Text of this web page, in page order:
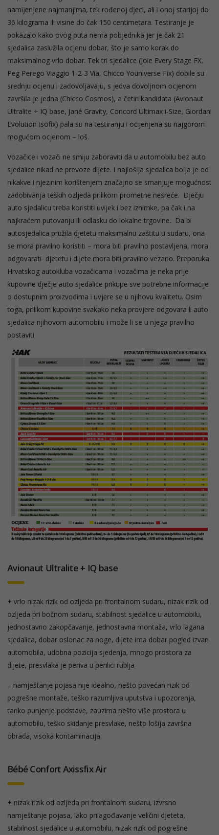
namijenjene najmanjima, tek rođenoj djeci, ali i onoj starijoj do
36 kilograma ili visine do čak 150 centimetara. Testiranje je
pokazalo kako ovog puta nema pobjednika jer je čak 21
sjedalica zaslužila ocjenu dobar, što je samo korak do
maksimalnog vrlo dobar. Tek tri sjedalice (Joie Every Stage FX,
Peg Perego Viaggio 1-2-3 Via, Chicco Youniverse Fix) dobile su
srednju ocjenu i zadovoljavaju, s jedva dovoljnom ocjenom
završila je jedna (Chicco Cosmos), a četiri kandidata (Avionaut
Ultralite + IQ base, Jané Gravity, Concord Ultimax i-Size, Giordani
Evolution Isofix) pala su na testiranju i ocijenjena su najgorom
mogućom ocjenom – loš.
Vozačice i vozači ne smiju zaboraviti da u automobilu bez auto
sjedalice nikad ne prevoze dijete. I najlošija sjedalica bolja je od
nikakve i njezinim korištenjem značajno se smanjuje mogućnost
zadobivanja teških ozljeda prilikom prometne nesreće. Dječju
auto sjedalicu treba koristiti uvijek i bez iznimke, pa čak i na
najkraćem putovanju ili odlasku do lokalne trgovine. Da bi
autosjedalica pružila djetetu maksimalnu zaštitu u sudaru, ona
se mora pravilno koristiti – mora biti pravilno postavljena, mora
odgovarati djetetu i dijete mora biti pravilno vezano. Preporuka
Hrvatskog autokluba vozačicama i vozačima je neka prije
kupovine dječje auto sjedalice prikupe sve potrebne informacije
o dostupnim proizvodima i uvjere se u njihovu kvalitetu. Osim
toga, prilikom kupovine svakako neka provjere odgovara li auto
sjedalica njihovom automobilu i može li se u njega pravilno
postaviti.
Avionaut Ultralite + IQ base
+ vrlo nizak rizik od ozljeda pri frontalnom sudaru, nizak rizik od
ozljeda pri bočnom sudaru, stabilnost sjedalice u automobilu,
jednostavno zakopčavanje, jednostavna montaža, vrlo lagana
sjedalica, dobar oslonac za noge, dijete ima dobar pogled izvan
automobila, udobna pozicija sjedenja, mnogo prostora za
dijete, presvlaka je periva u perilici rublja
– namještanje pojasa nije idealno, nešto povećan rizik od
pogrešne montaže, teško razumljiva uputstva i upozorenja,
tanko punjenje podstave, zauzima nešto više prostora u
automobilu, teško skidanje presvlake, nešto lošija završna
obrada, visoka kontaminacija
Bébé Confort Axissfix Air
+ nizak rizik od ozljeda pri frontalnom sudaru, izvrsno
namještanje pojasa, lako prilagođavanje veličini djeteta,
stabilnost sjedalice u automobilu, nizak rizik od pogrešne